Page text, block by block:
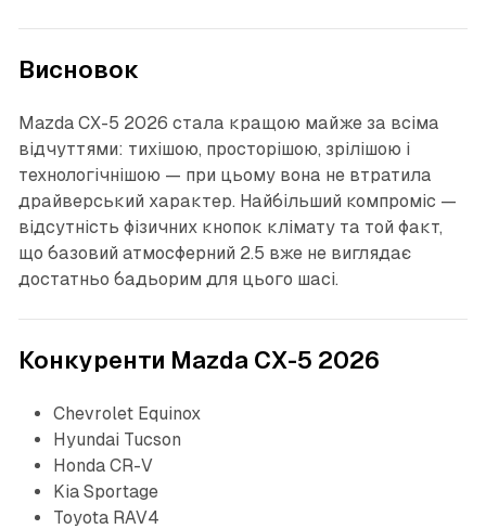
Висновок
Mazda CX-5 2026 стала кращою майже за всіма
відчуттями: тихішою, просторішою, зрілішою і
технологічнішою — при цьому вона не втратила
драйверський характер. Найбільший компроміс —
відсутність фізичних кнопок клімату та той факт,
що базовий атмосферний 2.5 вже не виглядає
достатньо бадьорим для цього шасі.
Конкуренти Mazda CX-5 2026
Chevrolet Equinox
Hyundai Tucson
Honda CR-V
Kia Sportage
Toyota RAV4